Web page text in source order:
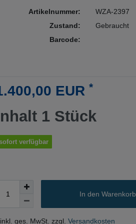
Artikelnummer:
Zustand:
Barcode:
WZA-2397
Gebraucht
EUR *
1 Stück
verfügbar
In den Warenkorb
ges. MwSt. zzgl. Versandkosten